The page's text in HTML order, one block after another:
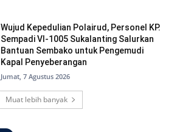
Wujud Kepedulian Polairud, Personel KP.
Sempadi VI-1005 Sukalanting Salurkan
Bantuan Sembako untuk Pengemudi
Kapal Penyeberangan
Jumat, 7 Agustus 2026
Muat lebih banyak